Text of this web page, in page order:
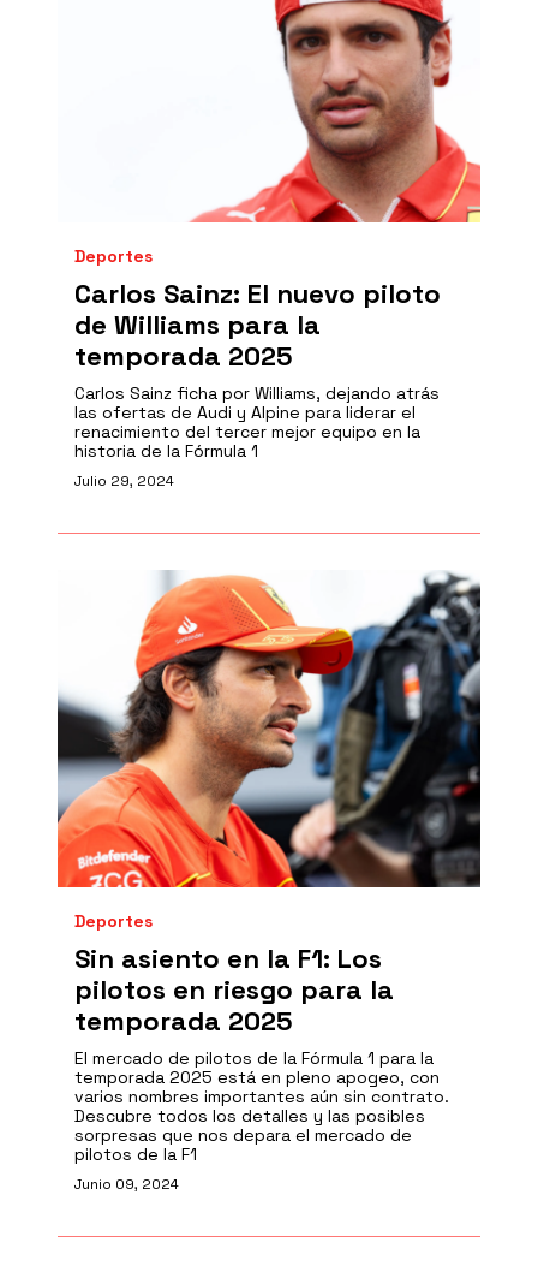
Deportes
Carlos Sainz: El nuevo piloto
de Williams para la
temporada 2025
Carlos Sainz ficha por Williams, dejando atrás
las ofertas de Audi y Alpine para liderar el
renacimiento del tercer mejor equipo en la
historia de la Fórmula 1
Julio 29, 2024
Deportes
Sin asiento en la F1: Los
pilotos en riesgo para la
temporada 2025
El mercado de pilotos de la Fórmula 1 para la
temporada 2025 está en pleno apogeo, con
varios nombres importantes aún sin contrato.
Descubre todos los detalles y las posibles
sorpresas que nos depara el mercado de
pilotos de la F1
Junio 09, 2024